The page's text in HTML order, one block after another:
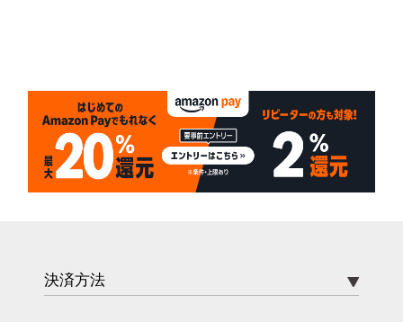
決済方法